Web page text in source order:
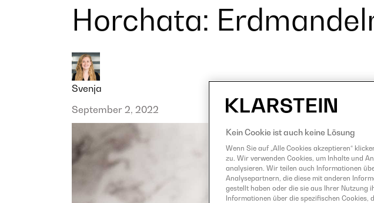
Horchata:
Svenja
September 2, 2022
Kein Cookie ist auch keine Lösung
Wenn Sie auf „Alle Cookies akzeptieren“
zu. Wir verwenden Cookies, um Inhalte und
analysieren. Wir teilen auch Informationen
Analysepartnern, die diese mit anderen
gestellt haben oder die sie aus Ihrer Nutzung
Informationen über die spezifischen Cookies,